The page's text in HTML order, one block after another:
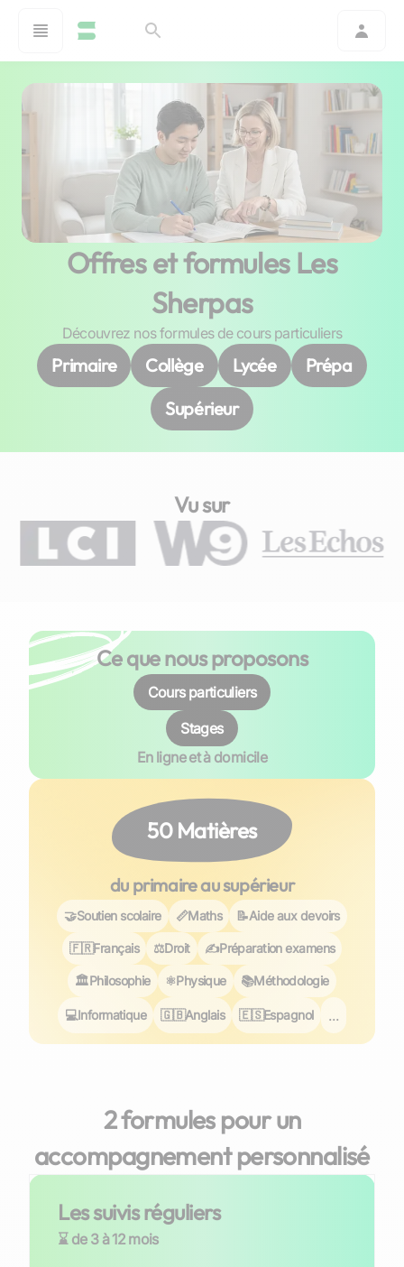
Offres et formules Les
Sherpas
Découvrez nos formules de cours particuliers
Primaire Collège Lycée
Prépa
Supérieur
Vu sur
Ce que nous proposons
Cours particuliers
Stages
En ligne et à domicile
50 Matières
du primaire au supérieur
🤝Soutien scolaire 📏Maths 📝Aide aux devoirs
🇫🇷Français ⚖️Droit ✍️Préparation examens
🏛️Philosophie ⚛️Physique 📚Méthodologie
💻Informatique 🇬🇧Anglais 🇪🇸Espagnol ...
2 formules pour un
accompagnement personnalisé
Les suivis réguliers
⌛ de 3 à 12 mois